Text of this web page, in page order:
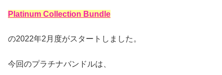
Platinum Collection Bundle
の2022年2月度がスタートしました。
今回のプラチナバンドルは、